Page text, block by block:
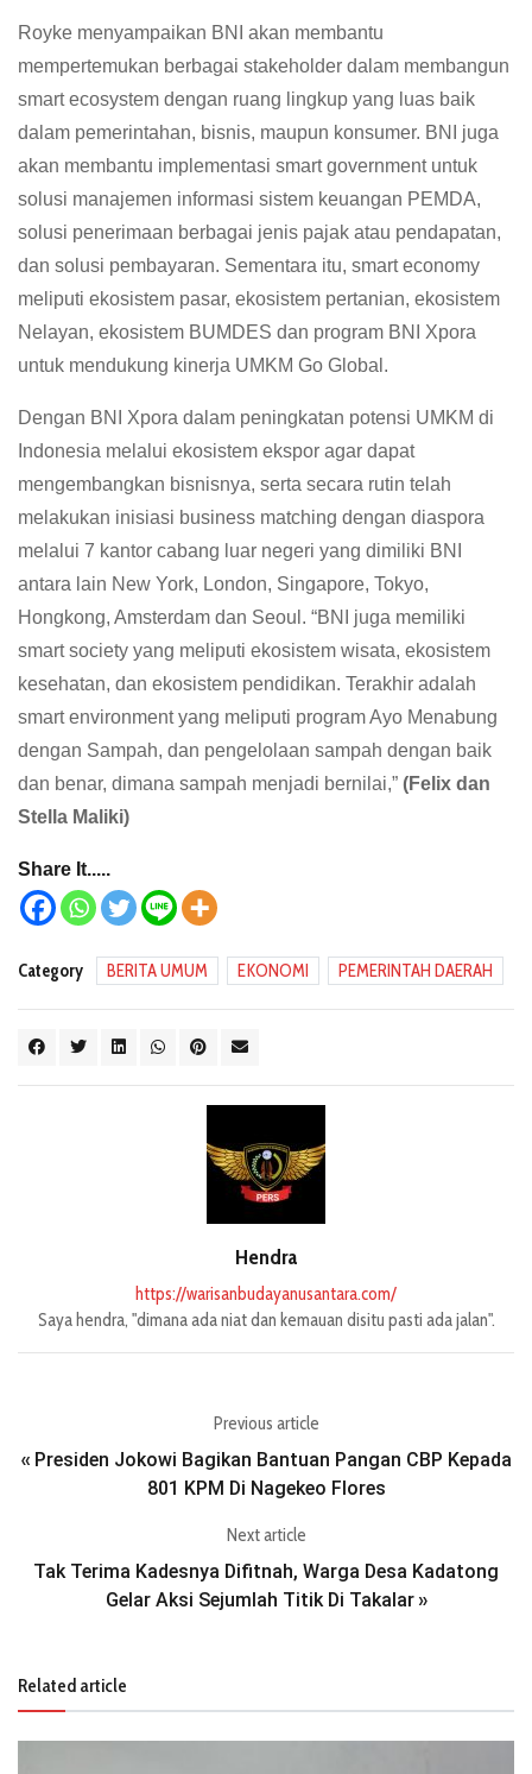
Royke menyampaikan BNI akan membantu
mempertemukan berbagai stakeholder dalam membangun
smart ecosystem dengan ruang lingkup yang luas baik
dalam pemerintahan, bisnis, maupun konsumer. BNI juga
akan membantu implementasi smart government untuk
solusi manajemen informasi sistem keuangan PEMDA,
solusi penerimaan berbagai jenis pajak atau pendapatan,
dan solusi pembayaran. Sementara itu, smart economy
meliputi ekosistem pasar, ekosistem pertanian, ekosistem
Nelayan, ekosistem BUMDES dan program BNI Xpora
untuk mendukung kinerja UMKM Go Global.
Dengan BNI Xpora dalam peningkatan potensi UMKM di
Indonesia melalui ekosistem ekspor agar dapat
mengembangkan bisnisnya, serta secara rutin telah
melakukan inisiasi business matching dengan diaspora
melalui 7 kantor cabang luar negeri yang dimiliki BNI
antara lain New York, London, Singapore, Tokyo,
Hongkong, Amsterdam dan Seoul. “BNI juga memiliki
smart society yang meliputi ekosistem wisata, ekosistem
kesehatan, dan ekosistem pendidikan. Terakhir adalah
smart environment yang meliputi program Ayo Menabung
dengan Sampah, dan pengelolaan sampah dengan baik
dan benar, dimana sampah menjadi bernilai,” (Felix dan
Stella Maliki)
Share It.....
Category BERITA UMUM EKONOMI PEMERINTAH DAERAH
Hendra
https://warisanbudayanusantara.com/
Saya hendra, "dimana ada niat dan kemauan disitu pasti ada jalan".
Previous article
« Presiden Jokowi Bagikan Bantuan Pangan CBP Kepada
801 KPM Di Nagekeo Flores
Next article
Tak Terima Kadesnya Difitnah, Warga Desa Kadatong
Gelar Aksi Sejumlah Titik Di Takalar»
Related article